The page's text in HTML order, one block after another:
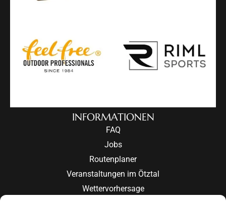
INFORMATIONEN
FAQ
Jobs
Routenplaner
Veranstaltungen im Ötztal
Wettervorhersage